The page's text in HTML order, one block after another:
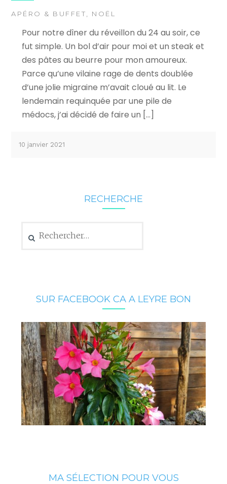
APÉRO & BUFFET, NOËL
Pour notre dîner du réveillon du 24 au soir, ce
fut simple. Un bol d’air pour moi et un steak et
des pâtes au beurre pour mon amoureux.
Parce qu’une vilaine rage de dents doublée
d’une jolie migraine m’avait cloué au lit. Le
lendemain requinquée par une pile de
médocs, j’ai décidé de faire un […]
10 janvier 2021
RECHERCHE
SUR FACEBOOK CA A LEYRE BON
MA SÉLECTION POUR VOUS